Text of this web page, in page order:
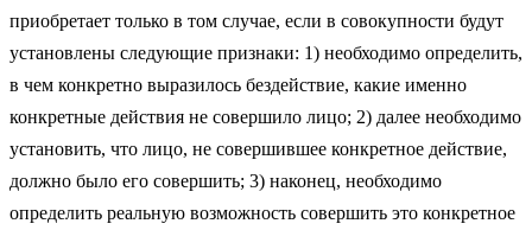
приобретает только в том случае, если в совокупности будут
установлены следующие признаки: 1) необходимо определить,
в чем конкретно выразилось бездействие, какие именно
конкретные действия не совершило лицо; 2) далее необходимо
установить, что лицо, не совершившее конкретное действие,
должно было его совершить; 3) наконец, необходимо
определить реальную возможность совершить это конкретное